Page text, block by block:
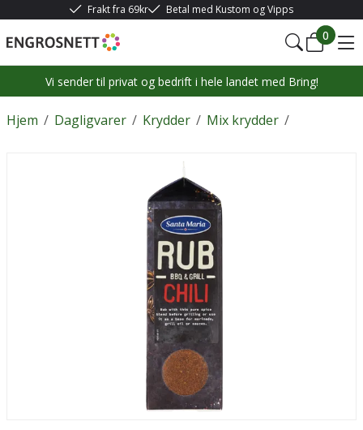
Frakt fra 69kr Betal med Kustom og Vipps
0
Vi sender til privat og bedrift i hele landet med Bring!
/
Hjem /
Dagligvarer /
Krydder /
Mix krydder